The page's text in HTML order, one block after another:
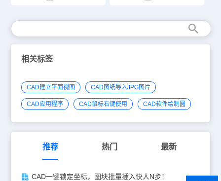
相关标签
CAD建立平面视图 CAD图纸导入JPG图片
CAD应用程序 CAD鼠标右键使用 CAD软件绘制圆
推荐 热门 最新
CAD一键锁定坐标，图块批量插入快人N步！